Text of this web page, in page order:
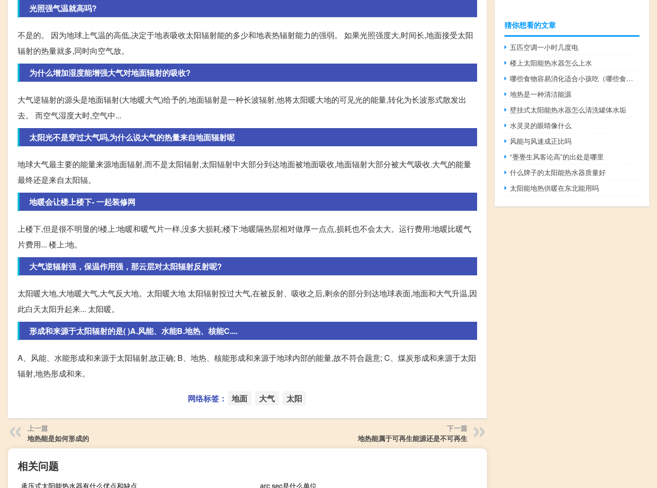
光照强气温就高吗?
不是的。 因为地球上气温的高低,决定于地表吸收太阳辐射能的多少和地表热辐射能力的强弱。 如果光照强度大,时间长,地面接受太阳
辐射的热量就多,同时向空气放。
为什么增加湿度能增强大气对地面辐射的吸收?
大气逆辐射的源头是地面辐射(大地暖大气)给予的,地面辐射是一种长波辐射,他将太阳暖大地的可见光的能量,转化为长波形式散发出
去。 而空气湿度大时,空气中...
太阳光不是穿过大气吗,为什么说大气的热量来自地面辐射呢
地球大气最主要的能量来源地面辐射,而不是太阳辐射,太阳辐射中大部分到达地面被地面吸收,地面辐射大部分被大气吸收.大气的能量
最终还是来自太阳辐。
地暖会让楼上楼下- 一起装修网
上楼下,但是很不明显的!楼上:地暖和暖气片一样,没多大损耗;楼下:地暖隔热层相对做厚一点点,损耗也不会太大。运行费用:地暖比暖气
片费用... 楼上:地。
大气逆辐射强，保温作用强，那云层对太阳辐射反射呢?
太阳暖大地,大地暖大气,大气反大地。太阳暖大地 太阳辐射投过大气,在被反射、吸收之后,剩余的部分到达地球表面,地面和大气升温,因
此白天太阳升起来... 太阳暖。
形成和来源于太阳辐射的是( )A.风能、水能B.地热、核能C....
A、风能、水能形成和来源于太阳辐射,故正确; B、地热、核能形成和来源于地球内部的能量,故不符合题意; C、煤炭形成和来源于太阳
辐射,地热形成和来。
网络标签： 地面 大气 太阳
上一篇
地热能是如何形成的
下一篇
地热能属于可再生能源还是不可再生
相关问题
承压式太阳能热水器有什么优点和缺点 arc sec是什么单位
猜你想看的文章
五匹空调一小时几度电
楼上太阳能热水器怎么上水
哪些食物容易消化适合小孩吃（哪些食物容易消化）
地热是一种清洁能源
壁挂式太阳能热水器怎么清洗罐体水垢
水灵灵的眼睛像什么
风能与风速成正比吗
“亹亹生风客论高”的出处是哪里
什么牌子的太阳能热水器质量好
太阳能地热供暖在东北能用吗